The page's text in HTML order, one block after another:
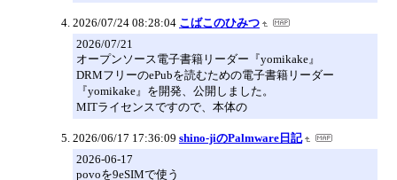
2026/07/24 08:28:04 こばこのひみつ
2026/07/21
オープンソース電子書籍リーダー『yomikake』
DRMフリーのePubを読むための電子書籍リーダー
『yomikake』を開発、公開しました。
MITライセンスですので、本体の
2026/06/17 17:36:09 shino-jiのPalmware日記
2026-06-17
povoを9eSIMで使う